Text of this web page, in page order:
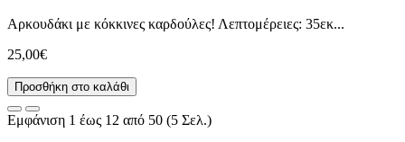
Αρκουδάκι με κόκκινες καρδούλες! Λεπτομέρειες: 35εκ...
25,00€
Προσθήκη στο καλάθι
Εμφάνιση 1 έως 12 από 50 (5 Σελ.)